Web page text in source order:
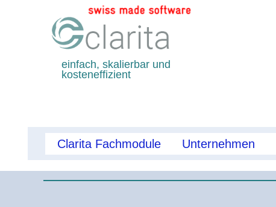
einfach, skalierbar und
kosteneffizient
Clarita Fachmodule Unternehmen